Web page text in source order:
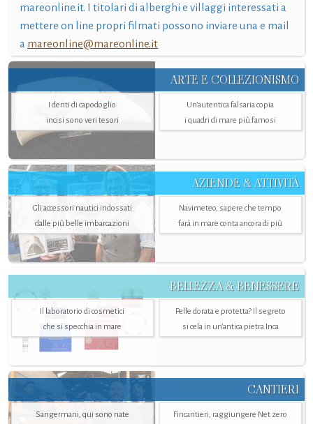
mareonline.it. I titolari di alberghi e villaggi interessati a
mettere on line propri filmati possono inviare una e mail
a mareonline@mareonline.it
ARTE E COLLEZIONISMO
I denti di capodoglio
incisi sono veri tesori
Un’autentica falsaria copia
i quadri di mare più famosi
AZIENDE & ATTIVITÀ
Gli accessori nautici indossati
dalle più belle imbarcazioni
Navimeteo, sapere che tempo
farà in mare conta ancora di più
BELLEZZA & BENESSERE
Il laboratorio di cosmetici
che si specchia in mare
Pelle dorata e protetta? Il segreto
si cela in un’antica pietra Inca
CANTIERI
Sangermani, qui sono nate
Fincantieri, raggiungere Net zero